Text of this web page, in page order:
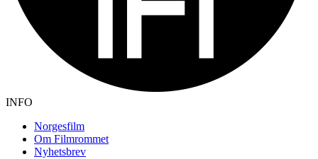
INFO
Norgesfilm
Om Filmrommet
Nyhetsbrev